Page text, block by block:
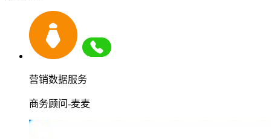
营销数据服务
商务顾问-麦麦